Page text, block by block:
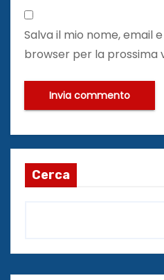
Salva il mio nome, email
browser per la prossima
Cerca